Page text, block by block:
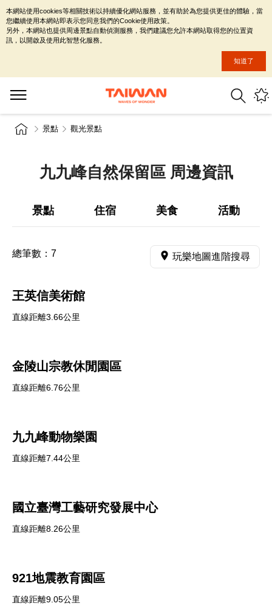
景點 觀光景點
九九峰自然保留區 周邊資訊
景點 住宿 美食 活動
總筆數： 7 玩樂地圖進階搜尋
王英信美術館
直線距離3.66公里
金陵山宗教休閒園區
直線距離6.76公里
九九峰動物樂園
直線距離7.44公里
國立臺灣工藝研究發展中心
直線距離8.26公里
921地震教育園區
直線距離9.05公里
本網站使用cookies等相關技術以持續優化網站服務，並有助於為您提供更佳的體驗，當
您繼續使用本網站即表示您同意我們的Cookie使用政策。
另外，本網站也提供周邊景點自動偵測服務，我們建議您允許本網站取得您的位置資
訊，以開啟及使用此智慧化服務。
知道了